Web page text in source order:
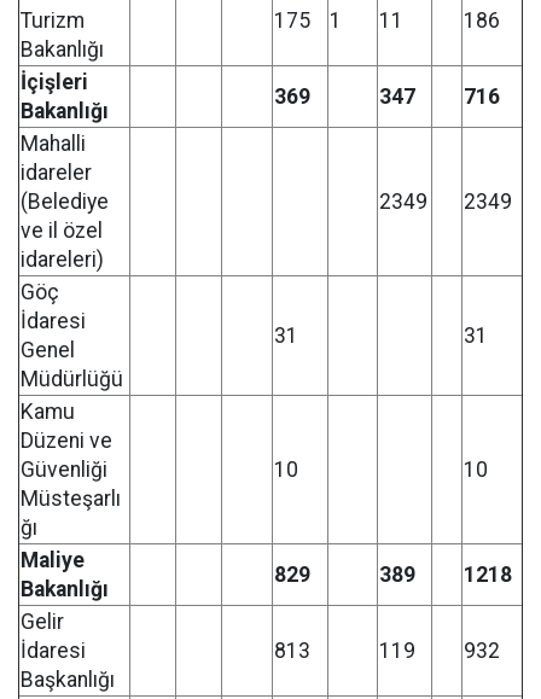
Turizm
Bakanlığı
175 1 11 186
İçişleri
Bakanlığı
369 347
716
Mahalli
idareler
(Belediye
ve il özel
idareleri)
2349 2349
Göç
İdaresi
Genel
Müdürlüğü
31 31
Kamu
Düzeni ve
Güvenliği
Müsteşarlı
ğı
10 10
Maliye
Bakanlığı
829 389
1218
Gelir
İdaresi
Başkanlığı
813 119 932